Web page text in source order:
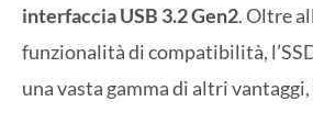
interfaccia USB 3.2 Gen2. Oltre
funzionalità di compatibilità,
una vasta gamma di altri